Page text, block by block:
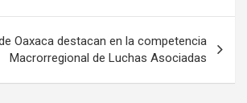
Oaxaca destacan en la competencia
Macrorregional de Luchas Asociadas